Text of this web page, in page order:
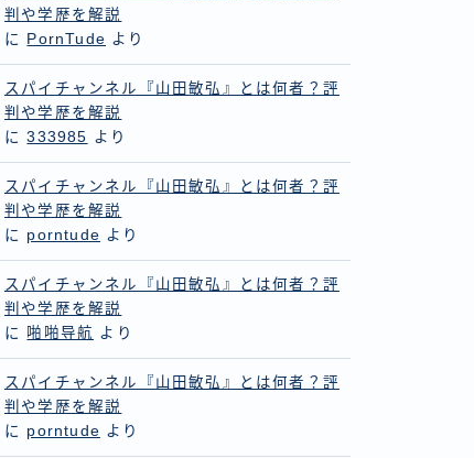
判や学歴を解説
に
PornTude より
スパイチャンネル『山田敏弘』とは何者？評
判や学歴を解説
に333985 より
スパイチャンネル『山田敏弘』とは何者？評
判や学歴を解説
に porntude より
スパイチャンネル『山田敏弘』とは何者？評
判や学歴を解説
に 啪啪导航 より
スパイチャンネル『山田敏弘』とは何者？評
判や学歴を解説
に porntude より